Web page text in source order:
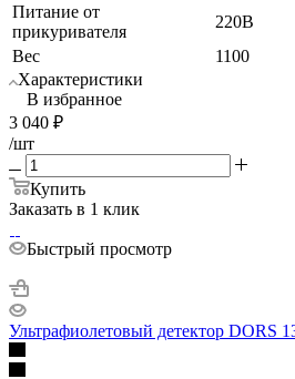
Питание от
прикуривателя
220В
Вес
1100
Характеристики
В избранное
3 040 ₽
/шт
Купить
Заказать в 1 клик
Быстрый просмотр
Ультрафиолетовый детектор DORS